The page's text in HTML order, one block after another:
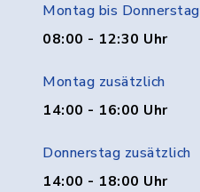
Montag bis Donnerstag
08:00 - 12:30 Uhr
Montag zusätzlich
14:00 - 16:00 Uhr
Donnerstag zusätzlich
14:00 - 18:00 Uhr